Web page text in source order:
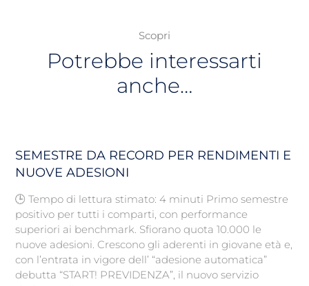
Scopri
Potrebbe interessarti
anche…
SEMESTRE DA RECORD PER RENDIMENTI E
NUOVE ADESIONI
🕒 Tempo di lettura stimato: 4 minuti Primo semestre
positivo per tutti i comparti, con performance
superiori ai benchmark. Sfiorano quota 10.000 le
nuove adesioni. Crescono gli aderenti in giovane età e,
con l’entrata in vigore dell’ “adesione automatica”
debutta “START! PREVIDENZA”, il nuovo servizio